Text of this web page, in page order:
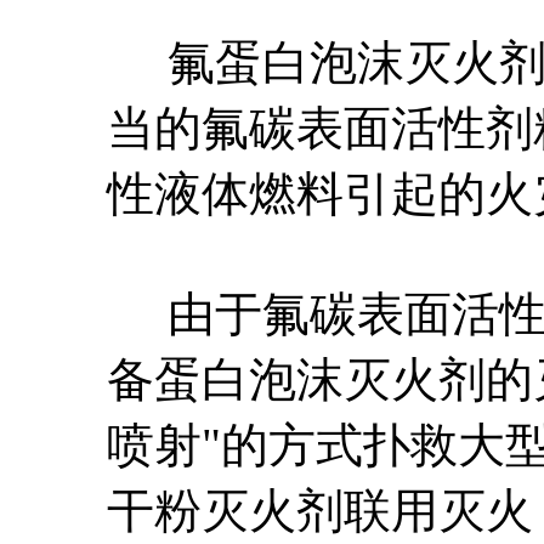
氟蛋白泡沫灭火
当的氟碳表面活性
性液体燃料引起的
由于氟碳表面活
备蛋白泡沫灭火剂
喷射"的方式扑救大
干粉灭火剂联用灭